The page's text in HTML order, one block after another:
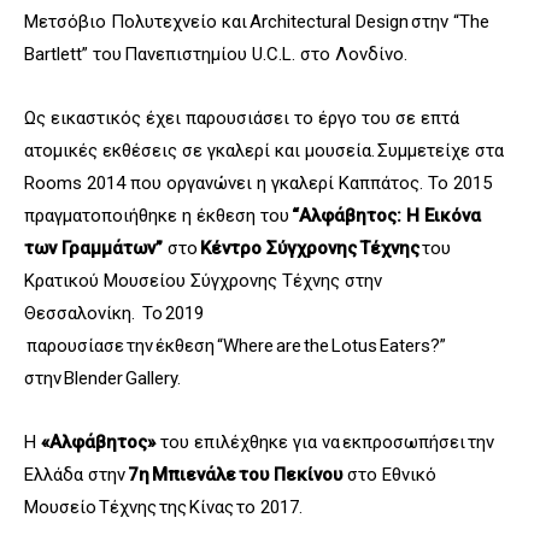
Μετσόβιο Πολυτεχνείο και Architectural Design στην “The
Bartlett” του Πανεπιστημίου U.C.L. στο Λονδίνο.
Ως εικαστικός έχει παρουσιάσει το έργο του σε επτά
ατομικές εκθέσεις σε γκαλερί και μουσεία.Συμμετείχε στα
Rooms 2014 που οργανώνει η γκαλερί Καππάτος. Το 2015
πραγματοποιήθηκε η έκθεση του “Αλφάβητος: Η Εικόνα
των Γραμμάτων” στο Κέντρο Σύγχρονης Τέχνηςτου
Κρατικού Μουσείου Σύγχρονης Τέχνης στην
Θεσσαλονίκη. Το 2019
παρουσίασε την έκθεση “Where are the Lotus Eaters?”
στην Blender Gallery.
Η «Αλφάβητος»του επιλέχθηκε για να εκπροσωπήσει την
Ελλάδα στην7η Μπιενάλε του Πεκίνουστο Εθνικό
Μουσείο Τέχνης της Κίνας το 2017.